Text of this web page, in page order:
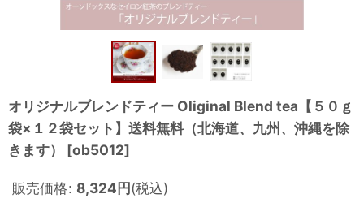
オリジナルブレンドティー Oliginal Blend tea【５０ｇ
袋×１２袋セット】送料無料（北海道、九州、沖縄を除
きます）
[ob5012]
販売価格: 8,324円(税込)